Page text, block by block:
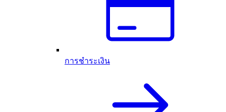
การชำระเงิน